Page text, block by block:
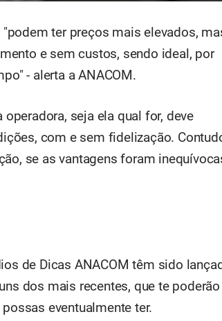
ter preços mais elevados,
e sem custos, sendo ideal, por
- alerta a ANACOM.
seja ela qual for, deve
com e sem fidelização.
se as vantagens foram
de Dicas ANACOM têm sido
dos mais recentes, que te poderão
eventualmente ter.